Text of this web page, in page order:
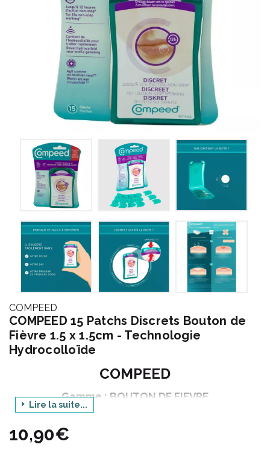
COMPEED
COMPEED 15 Patchs Discrets Bouton de
Fièvre 1.5 x 1.5cm - Technologie
Hydrocolloïde
COMPEED
Gamme : BOUTON DE FIEVRE
Produit : PATCHS DISCRETS
Conditionnement : 15 unités
Lire la suite...
10,90€